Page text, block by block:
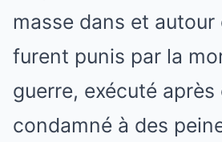
masse dans et autour
furent punis par la
guerre, exécuté
condamné à des